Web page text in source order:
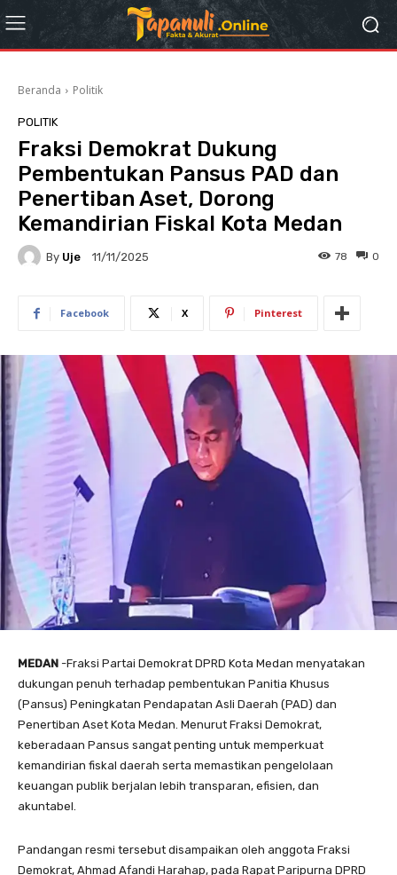
Beranda Politik
POLITIK
Fraksi Demokrat Dukung
Pembentukan Pansus PAD dan
Penertiban Aset, Dorong
Kemandirian Fiskal Kota Medan
By Uje 11/11/2025 0
78
Facebook X Pinterest
MEDAN -Fraksi Partai Demokrat DPRD Kota Medan menyatakan
dukungan penuh terhadap pembentukan Panitia Khusus
(Pansus) Peningkatan Pendapatan Asli Daerah (PAD) dan
Penertiban Aset Kota Medan. Menurut Fraksi Demokrat,
keberadaan Pansus sangat penting untuk memperkuat
kemandirian fiskal daerah serta memastikan pengelolaan
keuangan publik berjalan lebih transparan, efisien, dan
akuntabel.
Pandangan resmi tersebut disampaikan oleh anggota Fraksi
Demokrat, Ahmad Afandi Harahap, pada Rapat Paripurna DPRD